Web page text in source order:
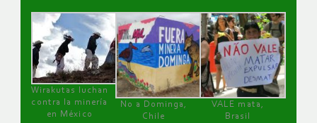
Wirakutas luchan
contra la minería
en México
No a Dominga,
Chile
VALE mata,
Brasil